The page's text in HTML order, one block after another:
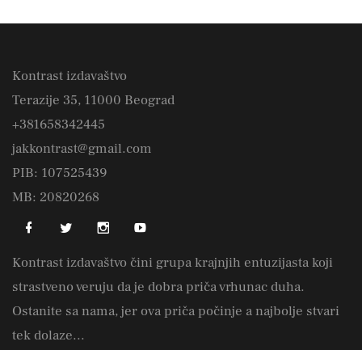
Kontrast izdavaštvo
Terazije 35, 11000 Beograd
+381658342445
jakkontrast@gmail.com
PIB: 107525439
MB: 20820268
Kontrast izdavaštvo čini grupa krajnjih entuzijasta koji
strastveno veruju da je dobra priča vrhunac duha.
Ostanite sa nama, jer ova priča počinje a najbolje stvari
tek dolaze...